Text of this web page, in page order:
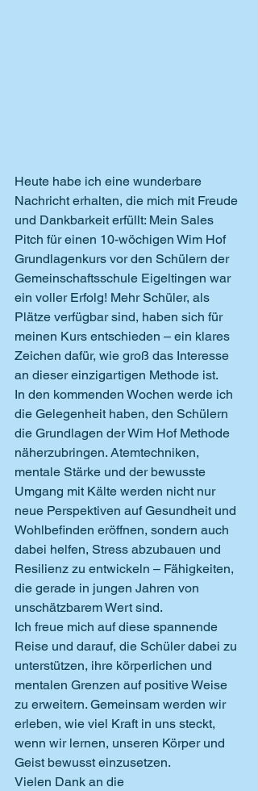
Heute habe ich eine wunderbare
Nachricht erhalten, die mich mit Freude
und Dankbarkeit erfüllt: Mein Sales
Pitch für einen 10-wöchigen Wim Hof
Grundlagenkurs vor den Schülern der
Gemeinschaftsschule Eigeltingen war
ein voller Erfolg! Mehr Schüler, als
Plätze verfügbar sind, haben sich für
meinen Kurs entschieden – ein klares
Zeichen dafür, wie groß das Interesse
an dieser einzigartigen Methode ist.
In den kommenden Wochen werde ich
die Gelegenheit haben, den Schülern
die Grundlagen der Wim Hof Methode
näherzubringen. Atemtechniken,
mentale Stärke und der bewusste
Umgang mit Kälte werden nicht nur
neue Perspektiven auf Gesundheit und
Wohlbefinden eröffnen, sondern auch
dabei helfen, Stress abzubauen und
Resilienz zu entwickeln – Fähigkeiten,
die gerade in jungen Jahren von
unschätzbarem Wert sind.
Ich freue mich auf diese spannende
Reise und darauf, die Schüler dabei zu
unterstützen, ihre körperlichen und
mentalen Grenzen auf positive Weise
zu erweitern. Gemeinsam werden wir
erleben, wie viel Kraft in uns steckt,
wenn wir lernen, unseren Körper und
Geist bewusst einzusetzen.
Vielen Dank an die